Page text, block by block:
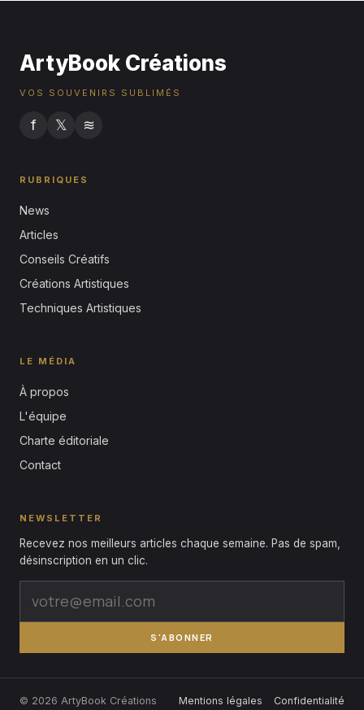
ArtyBook Créations
VOS SOUVENIRS SUBLIMÉS
f 𝕏 ≋
RUBRIQUES
News
Articles
Conseils Créatifs
Créations Artistiques
Techniques Artistiques
LE MÉDIA
À propos
L'équipe
Charte éditoriale
Contact
NEWSLETTER
Recevez nos meilleurs articles chaque semaine. Pas de spam,
désinscription en un clic.
S'ABONNER
© 2026 ArtyBook Créations Mentions légales Confidentialité